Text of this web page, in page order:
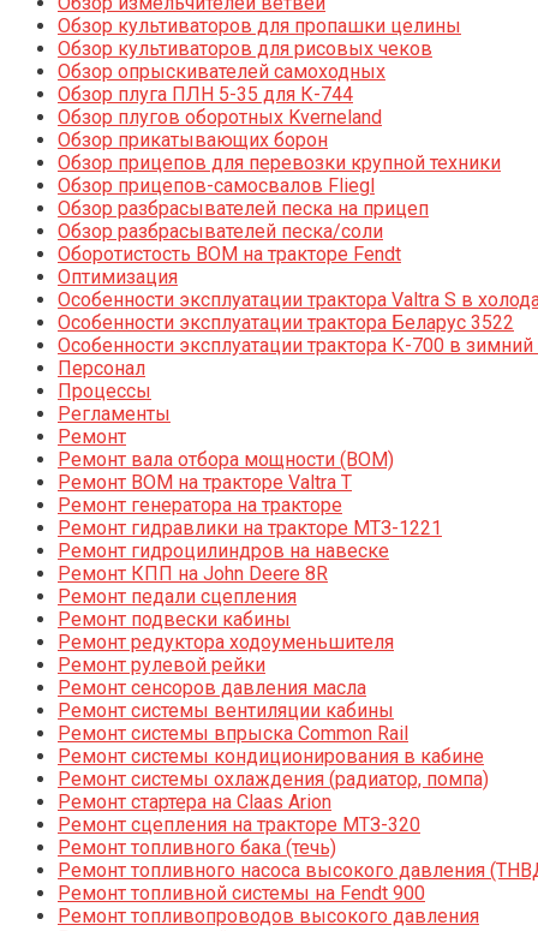
Обзор культиваторов для пропашки целины
Обзор культиваторов для рисовых чеков
Обзор опрыскивателей самоходных
Обзор плуга ПЛН 5-35 для К-744
Обзор плугов оборотных Kverneland
Обзор прикатывающих борон
Обзор прицепов для перевозки крупной техники
Обзор прицепов-самосвалов Fliegl
Обзор разбрасывателей песка на прицеп
Обзор разбрасывателей песка/соли
Оборотистость ВОМ на тракторе Fendt
Оптимизация
Особенности эксплуатации трактора Valtra S в
Особенности эксплуатации трактора Беларус 3522
Особенности эксплуатации трактора К-700 в
Персонал
Процессы
Регламенты
Ремонт
Ремонт вала отбора мощности (ВОМ)
Ремонт ВОМ на тракторе Valtra T
Ремонт генератора на тракторе
Ремонт гидравлики на тракторе МТЗ-1221
Ремонт гидроцилиндров на навеске
Ремонт КПП на John Deere 8R
Ремонт педали сцепления
Ремонт подвески кабины
Ремонт редуктора ходоуменьшителя
Ремонт рулевой рейки
Ремонт сенсоров давления масла
Ремонт системы вентиляции кабины
Ремонт системы впрыска Common Rail
Ремонт системы кондиционирования в кабине
Ремонт системы охлаждения (радиатор, помпа)
Ремонт стартера на Claas Arion
Ремонт сцепления на тракторе МТЗ-320
Ремонт топливного бака (течь)
Ремонт топливного насоса высокого давления
Ремонт топливной системы на Fendt 900
Ремонт топливопроводов высокого давления